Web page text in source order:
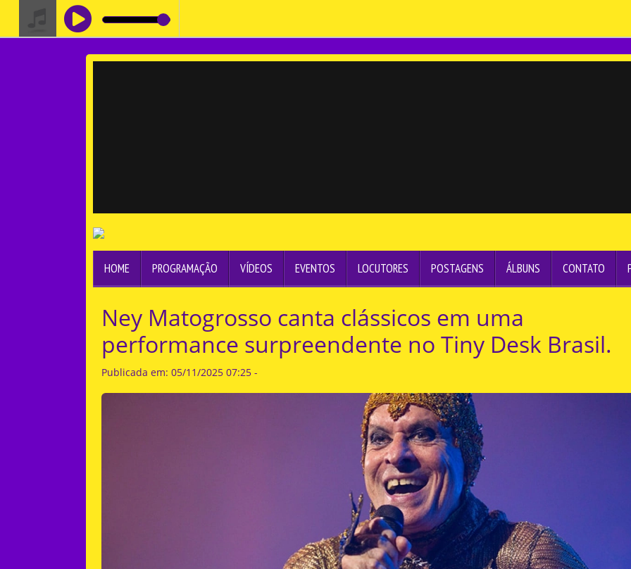
HOME PROGRAMAÇÃO VÍDEOS EVENTOS LOCUTORES POSTAGENS ÁLBUNS CONTATO
Ney Matogrosso canta clássicos em uma
performance surpreendente no Tiny Desk Brasil.
Publicada em: 05/11/2025 07:25 -